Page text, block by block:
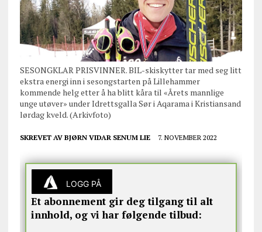
SESONGKLAR PRISVINNER. BIL-skiskytter tar med seg litt
ekstra energi inn i sesongstarten på Lillehammer
kommende helg etter å ha blitt kåra til «Årets mannlige
unge utøver» under Idrettsgalla Sør i Aqarama i Kristiansand
lørdag kveld. (Arkivfoto)
SKREVET AV BJØRN VIDAR SENUM LIE 7. NOVEMBER 2022
LOGG PÅ
Et abonnement gir deg tilgang til alt
innhold, og vi har følgende tilbud: